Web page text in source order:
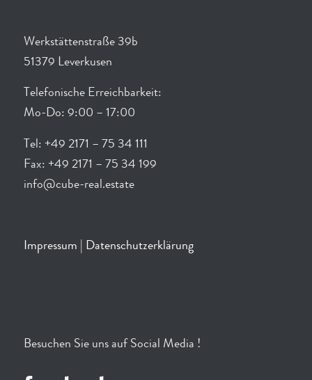
Werkstättenstraße 39b
51379 Leverkusen
Telefonische Erreichbarkeit:
Mo-Do: 9:00 – 17:00
Tel: +49 2171 – 75 34 111
Fax: +49 2171 – 75 34 199
info@cube-real.estate
Impressum Datenschutzerklärung
Besuchen Sie uns auf Social Media !